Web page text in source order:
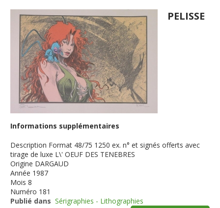
PELISSE
Informations supplémentaires
Description Format 48/75 1250 ex. n° et signés offerts avec
tirage de luxe L\' OEUF DES TENEBRES
Origine DARGAUD
Année 1987
Mois 8
Numéro 181
Publié dans Sérigraphies - Lithographies